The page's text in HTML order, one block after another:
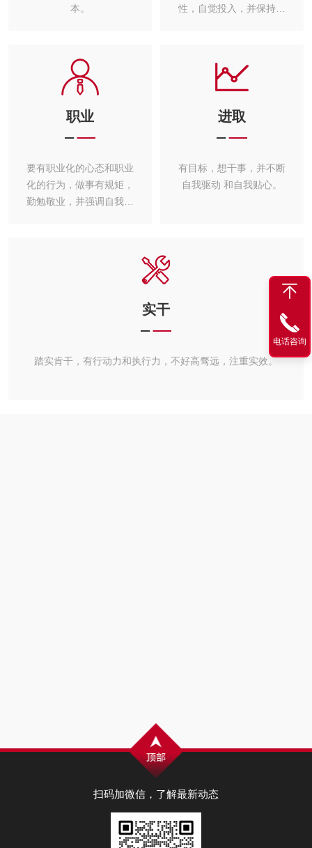
本。
性，自觉投入，并保持工
职业
要有职业化的心态和职业
化的行为，做事有规矩，
勤勉敬业，并强调自我学
进取
有目标，想干事，并不断
自我驱动 和自我贴心。
实干
踏实肯干，有行动力和执行力，不好高骛远，注重实效。
扫码加微信，了解最新动态
电话咨询